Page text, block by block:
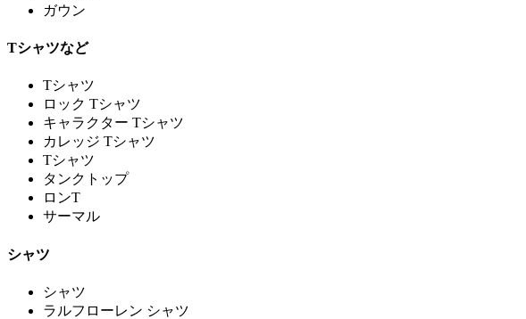
ガウン
Tシャツなど
Tシャツ
ロック Tシャツ
キャラクター Tシャツ
カレッジ Tシャツ
Tシャツ
タンクトップ
ロンT
サーマル
シャツ
シャツ
ラルフローレン シャツ